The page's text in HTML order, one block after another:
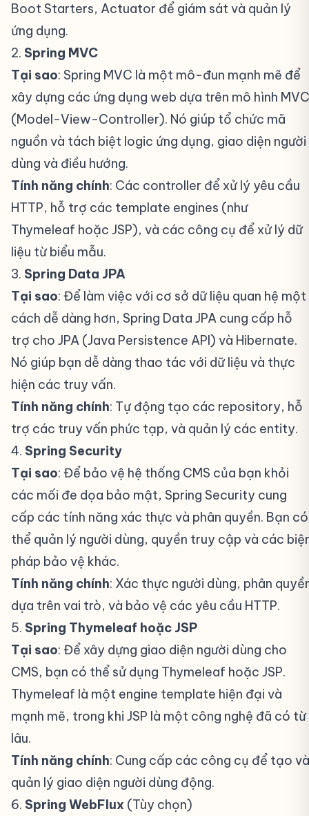
Boot Starters, Actuator để giám sát và quản lý
ứng dụng.
2. Spring MVC
Tại sao: Spring MVC là một mô-đun mạnh mẽ để
xây dựng các ứng dụng web dựa trên mô hình MVC
(Model-View-Controller). Nó giúp tổ chức mã
nguồn và tách biệt logic ứng dụng, giao diện người
dùng và điều hướng.
Tính năng chính: Các controller để xử lý yêu cầu
HTTP, hỗ trợ các template engines (như
Thymeleaf hoặc JSP), và các công cụ để xử lý dữ
liệu từ biểu mẫu.
3. Spring Data JPA
Tại sao: Để làm việc với cơ sở dữ liệu quan hệ một
cách dễ dàng hơn, Spring Data JPA cung cấp hỗ
trợ cho JPA (Java Persistence API) và Hibernate.
Nó giúp bạn dễ dàng thao tác với dữ liệu và thực
hiện các truy vấn.
Tính năng chính: Tự động tạo các repository, hỗ
trợ các truy vấn phức tạp, và quản lý các entity.
4. Spring Security
Tại sao: Để bảo vệ hệ thống CMS của bạn khỏi
các mối đe dọa bảo mật, Spring Security cung
cấp các tính năng xác thực và phân quyền. Bạn có
thể quản lý người dùng, quyền truy cập và các
pháp bảo vệ khác.
Tính năng chính: Xác thực người dùng, phân
dựa trên vai trò, và bảo vệ các yêu cầu HTTP.
5. Spring Thymeleaf hoặc JSP
Tại sao: Để xây dựng giao diện người dùng cho
CMS, bạn có thể sử dụng Thymeleaf hoặc JSP.
Thymeleaf là một engine template hiện đại và
mạnh mẽ, trong khi JSP là một công nghệ đã có từ
lâu.
Tính năng chính: Cung cấp các công cụ để tạo và
quản lý giao diện người dùng động.
6. Spring WebFlux (Tùy chọn)